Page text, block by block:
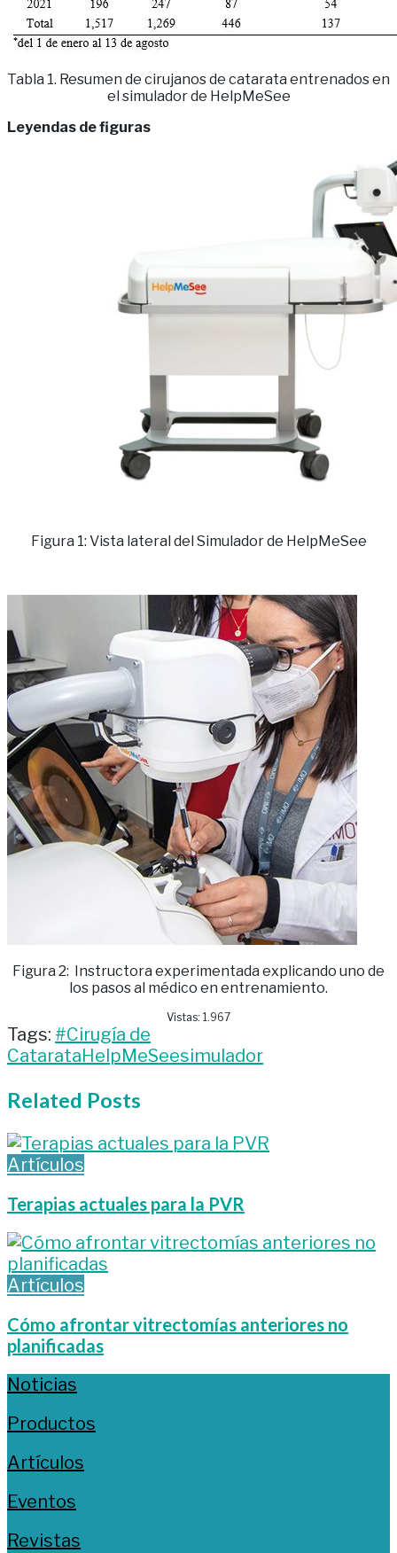
Tabla 1. Resumen de cirujanos de catarata entrenados en
el simulador de HelpMeSee
Leyendas de figuras
Figura 1: Vista lateral del Simulador de HelpMeSee
Figura 2: Instructora experimentada explicando uno de
los pasos al médico en entrenamiento.
Vistas: 1.967
Tags: #Cirugía de
CatarataHelpMeSeesimulador
Related Posts
Artículos
Terapias actuales para la PVR
Artículos
Cómo afrontar vitrectomías anteriores no
planificadas
Noticias
Productos
Artículos
Eventos
Revistas